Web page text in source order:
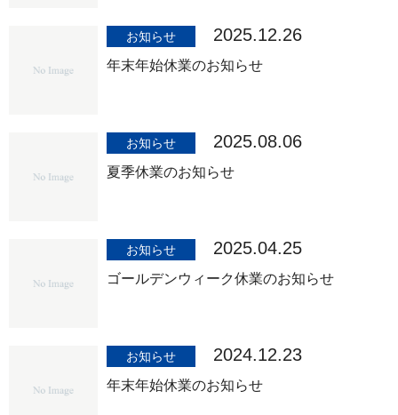
お知らせ 2025.12.26
年末年始休業のお知らせ
お知らせ 2025.08.06
夏季休業のお知らせ
お知らせ 2025.04.25
ゴールデンウィーク休業のお知らせ
お知らせ 2024.12.23
年末年始休業のお知らせ